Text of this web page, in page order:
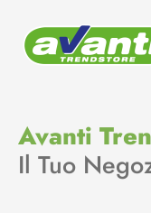
Avanti
Il Tuo